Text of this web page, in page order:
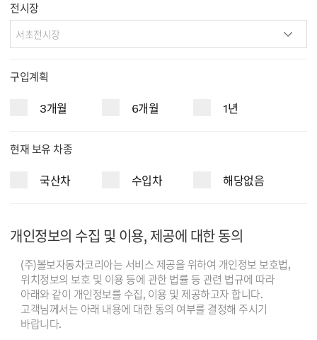
전시장
구입계획
3개월 6개월 1년
현재 보유 차종
국산차 수입차 해당없음
개인정보의 수집 및 이용, 제공에 대한 동의
(주)볼보자동차코리아는 서비스 제공을 위하여 개인정보 보호법,
위치정보의 보호 및 이용 등에 관한 법률 등 관련 법규에 따라
아래와 같이 개인정보를 수집, 이용 및 제공하고자 합니다.
고객님께서는 아래 내용에 대한 동의 여부를 결정해 주시기
바랍니다.